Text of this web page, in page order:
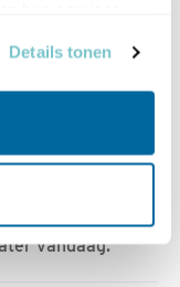
Details tonen
vandaag.